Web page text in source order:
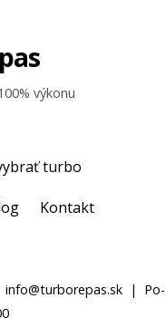
výkonu
turbo
Kontakt
info@turborepas.sk | Po-